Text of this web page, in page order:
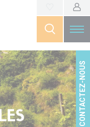
CONTACTEZ-NOUS